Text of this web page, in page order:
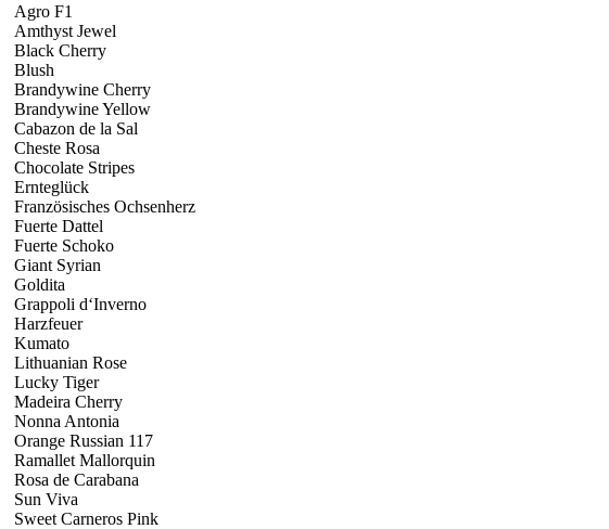
Agro F1
Amthyst Jewel
Black Cherry
Blush
Brandywine Cherry
Brandywine Yellow
Cabazon de la Sal
Cheste Rosa
Chocolate Stripes
Ernteglück
Französisches Ochsenherz
Fuerte Dattel
Fuerte Schoko
Giant Syrian
Goldita
Grappoli d‘Inverno
Harzfeuer
Kumato
Lithuanian Rose
Lucky Tiger
Madeira Cherry
Nonna Antonia
Orange Russian 117
Ramallet Mallorquin
Rosa de Carabana
Sun Viva
Sweet Carneros Pink